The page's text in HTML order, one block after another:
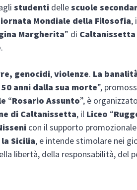
studenti dellescuole
Mondiale della Filosofia,
Margherita” di Caltanissetta
.
genocidi,violenze. La
50 anni dalla sua morte”,
“Rosario Assunto”, è
di Caltanissetta, il Liceo “
con il supporto promozionale
Sicilia, e intende stimolare nei
libertà, della responsabilità, del